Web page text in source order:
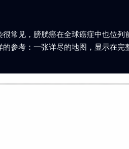
见，膀胱癌在全球癌症中也位列
参考：一张详尽的地图，显示在完